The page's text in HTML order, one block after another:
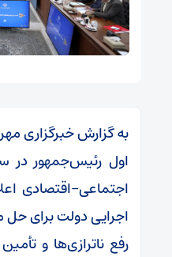
به گزارش خبرگزاری
اول رئیس‌جمهور
اجتماعی–اقتصادی
اجرایی دولت برای
رفع ناترازی‌ها و